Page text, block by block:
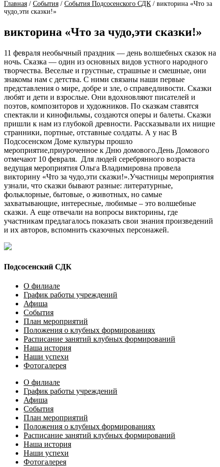
Главная / События / События Подсосенского СДК / викторина «Что за
чудо,эти сказки!»
викторина «Что за чудо,эти сказки!»
11 февраля необычный праздник — день волшебных сказок на
ночь. Сказка — один из основных видов устного народного
творчества. Веселые и грустные, страшные и смешные, они
знакомы нам с детства. С ними связаны наши первые
представления о мире, добре и зле, о справедливости. Сказки
любят и дети и взрослые. Они вдохновляют писателей и
поэтов, композиторов и художников. По сказкам ставятся
спектакли и кинофильмы, создаются оперы и балеты. Сказки
пришли к нам из глубокой древности. Рассказывали их нищие
странники, портные, отставные солдаты. А у нас В
Подсосенском Доме культуры прошло
мероприятие,приуроченное к Дню домового.День Домового
отмечают 10 февраля. Для людей серебрянного возраста
ведущая мероприятия Ольга Владимировна провела
викторину «Что за чудо,эти сказки!».Участницы мероприятия
узнали, что сказки бывают разные: литературные,
фольклорные, бытовые, о животных, но самые
захватывающие, интересные, любимые – это волшебные
сказки. А еще отвечали на вопросы викторины, где
участникам предлагалось показать свои знания произведений
и их авторов, вспомнить сказочных персонажей.
Подсосенский СДК
О филиале
График работы учреждений
Афиша
События
План мероприятий
Положения о клубных формированиях
Расписание занятий клубных формирований
Наша история
Наши успехи
Фотогалерея
О филиале
График работы учреждений
Афиша
События
План мероприятий
Положения о клубных формированиях
Расписание занятий клубных формирований
Наша история
Наши успехи
Фотогалерея